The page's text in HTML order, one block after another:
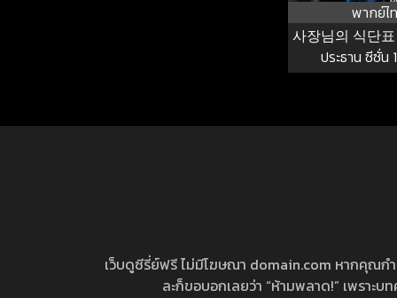
พากย์ไ
사장님의 식단
ประธาน ซีซั่น
เว็บดูซีรี่ย์ฟรี ไม่มีโฆษณา domain.com หากคุณก
ละก็ขอบอกเลยว่า “ห้ามพลาด!” เพราะ